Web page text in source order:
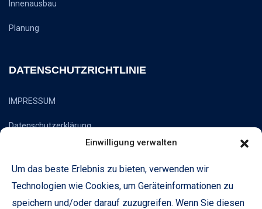
Einwilligung verwalten
Um das beste Erlebnis zu bieten, verwenden wir
Technologien wie Cookies, um Geräteinformationen zu
speichern und/oder darauf zuzugreifen. Wenn Sie diesen
Innenausbau
Planung
DATENSCHUTZRICHTLINIE
IMPRESSUM
Datenschutzerklärung